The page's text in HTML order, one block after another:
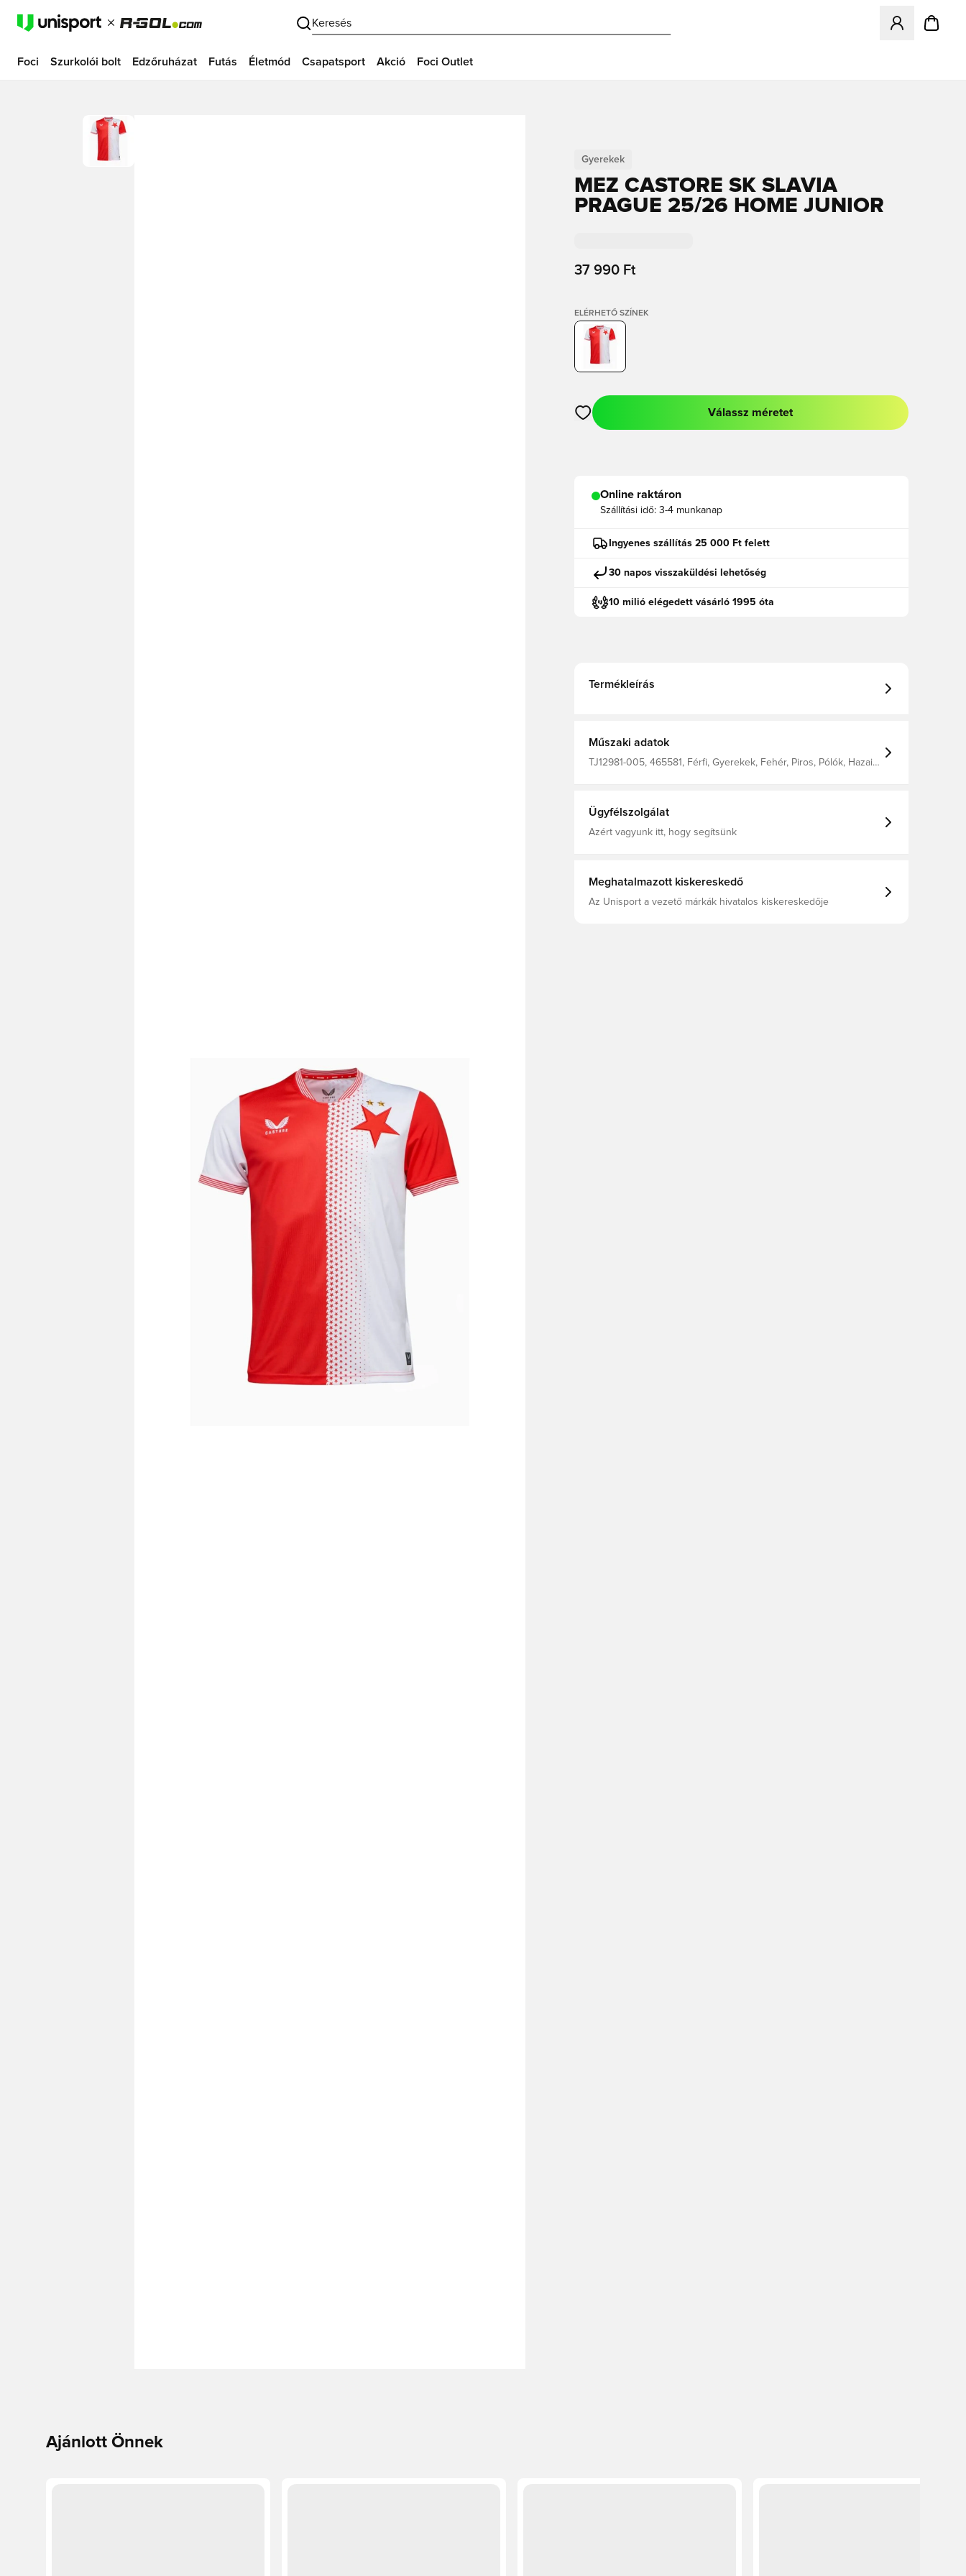
Keresés
Megnyit egy
Foci Szurkolói bolt Edzőruházat Futás Életmód Csapatsport Akció Foci Outlet
Gyerekek
MEZ CASTORE SK SLAVIA
PRAGUE 25/26 HOME JUNIOR
37 990 Ft
ELÉRHETŐ SZÍNEK
Megnyit egy modált a bejelentkezéshez vagy a tagként való regisztrációhoz
Válassz méretet
Online raktáron
Szállítási idő: 3-4 munkanap
Ingyenes szállítás 25 000 Ft felett
30 napos visszaküldési lehetőség
10 milió elégedett vásárló 1995 óta
Termékleírás
Műszaki adatok
TJ12981-005, 465581, Férfi, Gyerekek, Fehér, Piros, Pólók, Hazai
Ügyfélszolgálat
Azért vagyunk itt, hogy segítsünk
Meghatalmazott kiskereskedő
Az Unisport a vezető márkák hivatalos kiskereskedője
Ajánlott Önnek